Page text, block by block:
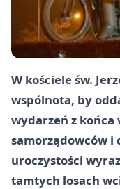
W kościele św.
wspólnota, by
wydarzeń z końca
samorządowców i
uroczystości
tamtych losach